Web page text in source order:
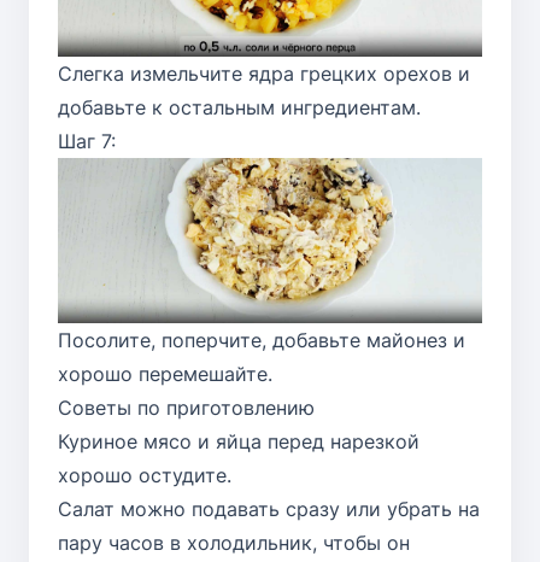
Слегка измельчите ядра грецких орехов и
добавьте к остальным ингредиентам.
Шаг 7:
Посолите, поперчите, добавьте майонез и
хорошо перемешайте.
Советы по приготовлению
Куриное мясо и яйца перед нарезкой
хорошо остудите.
Салат можно подавать сразу или убрать на
пару часов в холодильник, чтобы он